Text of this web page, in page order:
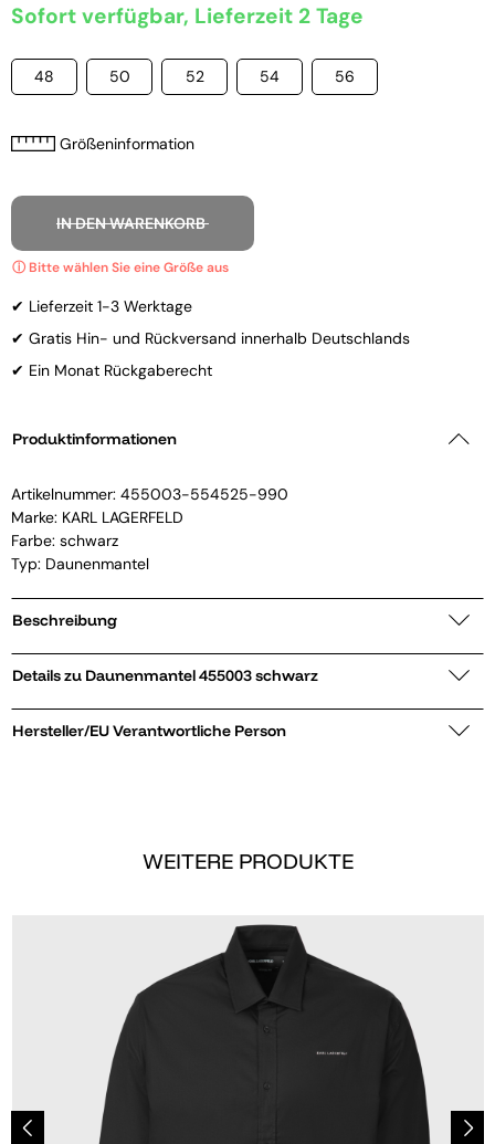
Sofort verfügbar, Lieferzeit 2 Tage
48 50 52 54 56
Größeninformation
IN DEN WARENKORB
✔ Lieferzeit 1-3 Werktage
✔ Gratis Hin- und Rückversand innerhalb Deutschlands
✔ Ein Monat Rückgaberecht
Produktinformationen
Artikelnummer: 455003-554525-990
Marke: KARL LAGERFELD
Farbe: schwarz
Typ: Daunenmantel
Beschreibung
Details zu Daunenmantel 455003 schwarz
Hersteller/EU Verantwortliche Person
WEITERE PRODUKTE